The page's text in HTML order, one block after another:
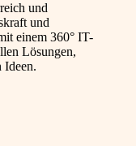
und
und
einem 360° IT-
Lösungen,
Ideen.